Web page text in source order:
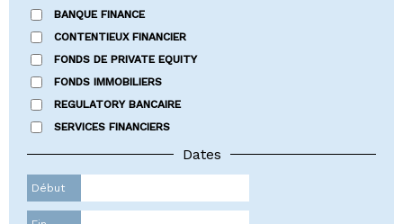
BANQUE FINANCE
CONTENTIEUX FINANCIER
FONDS DE PRIVATE EQUITY
FONDS IMMOBILIERS
REGULATORY BANCAIRE
SERVICES FINANCIERS
Dates
Début